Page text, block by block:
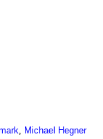
, Michael Hegner